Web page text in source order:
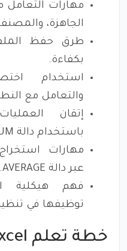
مهارات التعامل
الجاهزة،
طرق حفظ
بكفاءة.
استخدام
والتعامل مع
إتقان
باستخدام دالة SUM بأشكالها المختلفة.
مهارات
عبر دالة AVERAGE.
فهم هيكلية
توظيفها في
خطة تعلم Excel خلال 30 يوماً